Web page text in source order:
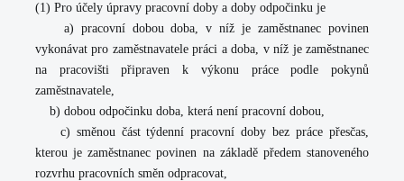
(1) Pro účely úpravy pracovní doby a doby odpočinku je
a) pracovní dobou doba, v níž je zaměstnanec povinen
vykonávat pro zaměstnavatele práci a doba, v níž je zaměstnanec
na pracovišti připraven k výkonu práce podle pokynů
zaměstnavatele,
b) dobou odpočinku doba, která není pracovní dobou,
c) směnou část týdenní pracovní doby bez práce přesčas,
kterou je zaměstnanec povinen na základě předem stanoveného
rozvrhu pracovních směn odpracovat,